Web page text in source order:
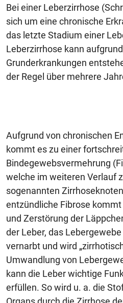
Bei einer Leberzirrhose
sich um eine chronische
das letzte Stadium einer
Leberzirrhose kann
Grunderkrankungen
der Regel über mehrere
Aufgrund von chronischen
kommt es zu einer
Bindegewebsvermehrung
welche im weiteren Verlauf
sogenannten
entzündliche Fibrose
und Zerstörung der
der Leber, das
vernarbt und wird
Umwandlung von
kann die Leber wichtige
erfüllen. So wird u. a. die